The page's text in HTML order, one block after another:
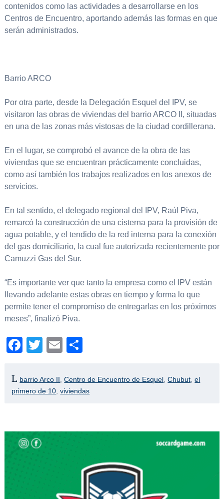
contenidos como las actividades a desarrollarse en los
Centros de Encuentro, aportando además las formas en que
serán administrados.
Barrio ARCO
Por otra parte, desde la Delegación Esquel del IPV, se
visitaron las obras de viviendas del barrio ARCO II, situadas
en una de las zonas más vistosas de la ciudad cordillerana.
En el lugar, se comprobó el avance de la obra de las
viviendas que se encuentran prácticamente concluidas,
como así también los trabajos realizados en los anexos de
servicios.
En tal sentido, el delegado regional del IPV, Raúl Piva,
remarcó la construcción de una cisterna para la provisión de
agua potable, y el tendido de la red interna para la conexión
del gas domiciliario, la cual fue autorizada recientemente por
Camuzzi Gas del Sur.
“Es importante ver que tanto la empresa como el IPV están
llevando adelante estas obras en tiempo y forma lo que
permite tener el compromiso de entregarlas en los próximos
meses”, finalizó Piva.
Facebook
TwitterEmail
barrio Arco II ,Centro de Encuentro de Esquel ,Chubut ,el
primero de 10 ,viviendas